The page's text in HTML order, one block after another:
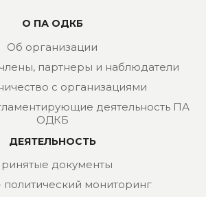
О ПА ОДКБ
Об организации
партнеры и наблюдатели
с организациями
деятельность ПА
ОДКБ
ДЕЯТЕЛЬНОСТЬ
документы
политический мониторинг